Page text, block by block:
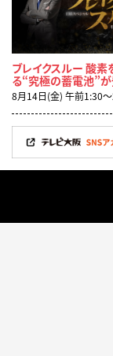
ブレイクスルー 酸素
る“究極の蓄電池”が
8月14日(金) 午前1:30